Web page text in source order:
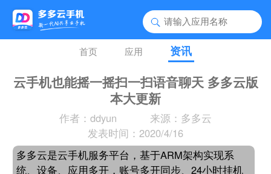
首页 应用 资讯
云手机也能摇一摇扫一扫语音聊天 多多云版
本大更新
作者：ddyun
来源：多多云
发表时间：2020/4/16
多多云是云手机服务平台，基于ARM架构实现系
统、设备、应用多开，账号多开同步、24小时挂机